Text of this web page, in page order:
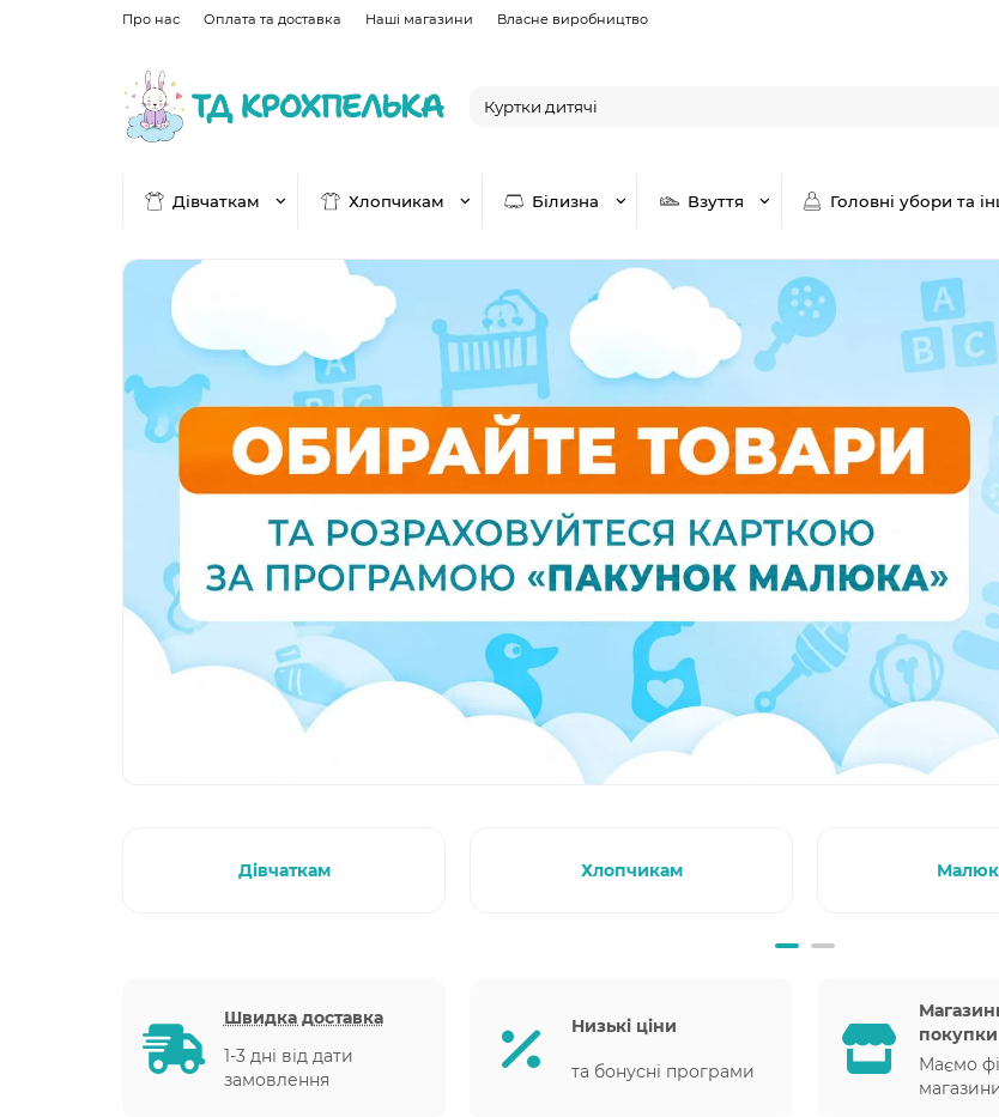
Про нас Оплата та доставка Наші магазини Власне виробництво
Дівчаткам Хлопчикам Білизна Взуття Головні убори та
Дівчаткам Хлопчикам
Швидка доставка
1-3 дні від дати
замовлення
Низькі ціни
та бонусні програми
покупки
Маємо